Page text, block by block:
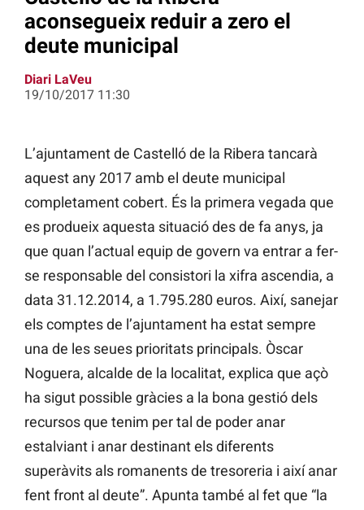
aconsegueix reduir a zero el
deute municipal
Diari LaVeu
19/10/2017 11:30
L’ajuntament de Castelló de la Ribera tancarà
aquest any 2017 amb el deute municipal
completament cobert. És la primera vegada que
es produeix aquesta situació des de fa anys, ja
que quan l’actual equip de govern va entrar a fer-
se responsable del consistori la xifra ascendia, a
data 31.12.2014, a 1.795.280 euros. Així, sanejar
els comptes de l’ajuntament ha estat sempre
una de les seues prioritats principals. Òscar
Noguera, alcalde de la localitat, explica que açò
ha sigut possible gràcies a la bona gestió dels
recursos que tenim per tal de poder anar
estalviant i anar destinant els diferents
superàvits als romanents de tresoreria i així anar
fent front al deute”. Apunta també al fet que “la